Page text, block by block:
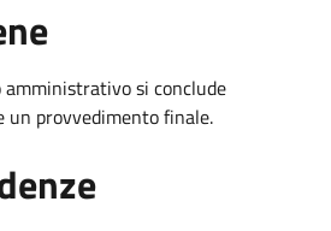
si conclude
provvedimento finale.